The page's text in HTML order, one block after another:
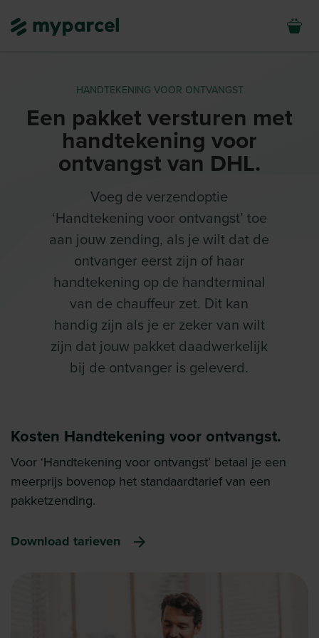
HANDTEKENING VOOR ONTVANGST
Een pakket versturen met
handtekening voor
ontvangst van DHL.
Voeg de verzendoptie
‘Handtekening voor ontvangst’ toe
aan jouw zending, als je wilt dat de
ontvanger eerst zijn of haar
handtekening op de handterminal
van de chauffeur zet. Dit kan
handig zijn als je er zeker van wilt
zijn dat jouw pakket daadwerkelijk
bij de ontvanger is geleverd.
Kosten Handtekening voor ontvangst.
Voor ‘Handtekening voor ontvangst’ betaal je een
meerprijs bovenop het standaardtarief van een
pakketzending.
Download tarieven